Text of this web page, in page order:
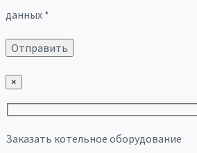
данных *
×
Заказать котельное оборудование